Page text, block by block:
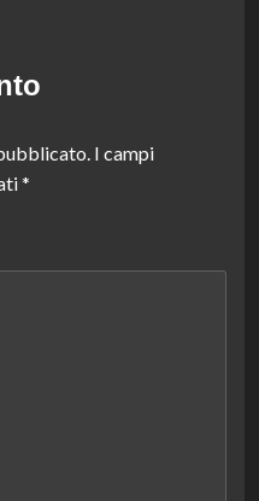
I campi
*